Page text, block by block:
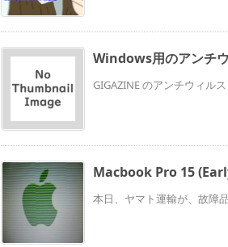
Windows用のアンチ
GIGAZINE のアンチウィル
Macbook Pro 15
本日、ヤマト運輸が、故障